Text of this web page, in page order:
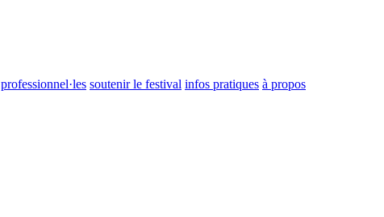
professionnel·les soutenir le festival infos pratiques à propos